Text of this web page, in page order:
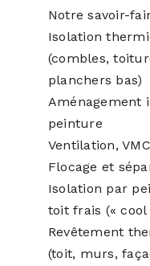
Notre savoir-
Isolation
(combles,
planchers bas)
Aménagement
peinture
Ventilation, VMC
Flocage et
Isolation par
toit frais (« cool
Revêtement
(toit, murs,